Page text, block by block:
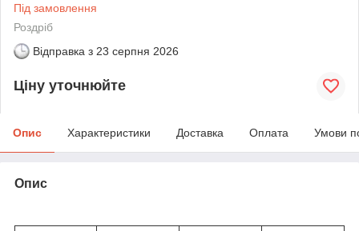
Під замовлення
Роздріб
Відправка з 23 серпня 2026
Ціну уточнюйте
Опис Характеристики Доставка Оплата Умови
Опис